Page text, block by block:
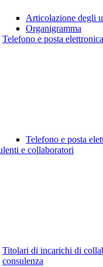
Articolazione degli
Organigramma
Telefono e posta elettronica
Telefono e posta
e collaboratori
Titolari di incarichi di
consulenza